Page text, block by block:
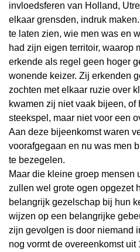
invloedsferen van Holland,
elkaar grensden, indruk
te laten zien, wie men was en
had zijn eigen territoir, waarop
erkende als regel geen hoger
wonende keizer. Zij erkenden
zochten met elkaar ruzie over
kwamen zij niet vaak bijeen, of
steekspel, maar niet voor een
Aan deze bijeenkomst waren
voorafgegaan en nu was men
te bezegelen.
Maar die kleine groep mensen
zullen wel grote ogen opgezet
belangrijk gezelschap bij hun
wijzen op een belangrijke
zijn gevolgen is door niemand
nog vormt de overeenkomst